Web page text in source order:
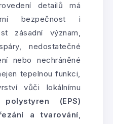
detailů má
bezpečnost i
zásadní význam,
nedostatečné
nebo nechráněné
tepelnou funkci,
vůči lokálnímu
polystyren (EPS)
a tvarování,